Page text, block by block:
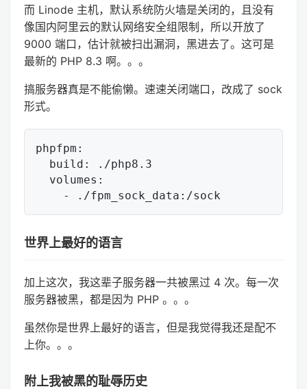
而 Linode 主机，默认系统防火墙是关闭的，且没有
像国内阿里云的默认网络安全组限制，所以开放了
9000 端口，估计就被扫出漏洞，黑进去了。这可是
最新的 PHP 8.3 啊。。。
搞服务器真是不能偷懒。速速关闭端口，改成了 sock
形式。
phpfpm:
世界上最好的语言
加上这次，我这辈子服务器一共被黑过 4 次。每一次
服务器被黑，都是因为 PHP 。。。
虽然你是世界上最好的语言，但是我觉得我还是配不
上你。。。
附上我被黑的耻辱历史